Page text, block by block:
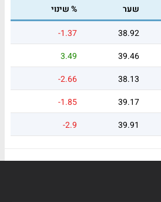
שער
% שינוי
38.92
-1.37
39.46
3.49
38.13
-2.66
39.17
-1.85
39.91
-2.9